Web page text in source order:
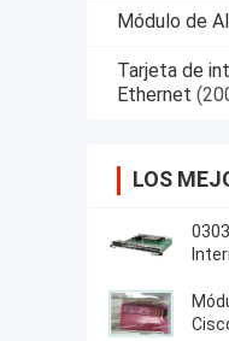
Módulo de
Tarjeta de
Ethernet
LOS